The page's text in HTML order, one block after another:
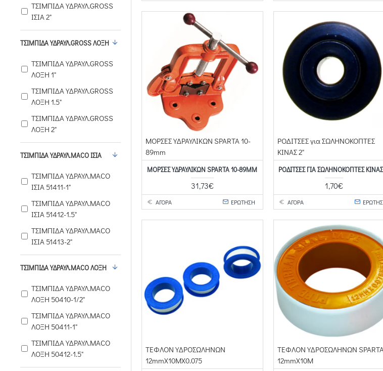
ΤΣΙΜΠΙΔΑ ΥΔΡΑΥΛ.GROSS
ΙΣΙΑ 2"
ΤΣΙΜΠΙΔΑ ΥΔΡΑΥΛ.GROSS ΛΟΞΗ
ΤΣΙΜΠΙΔΑ ΥΔΡΑΥΛ.GROSS
ΛΟΞΗ 1"
ΤΣΙΜΠΙΔΑ ΥΔΡΑΥΛ.GROSS
ΛΟΞΗ 1.5"
ΤΣΙΜΠΙΔΑ ΥΔΡΑΥΛ.GROSS
ΛΟΞΗ 2"
ΤΣΙΜΠΙΔΑ ΥΔΡΑΥΛ.MACO ΙΣΙΑ
ΤΣΙΜΠΙΔΑ ΥΔΡΑΥΛ.MACO
ΙΣΙΑ 51411-1"
ΤΣΙΜΠΙΔΑ ΥΔΡΑΥΛ.MACO
ΙΣΙΑ 51412-1.5"
ΤΣΙΜΠΙΔΑ ΥΔΡΑΥΛ.MACO
ΙΣΙΑ 51413-2"
ΤΣΙΜΠΙΔΑ ΥΔΡΑΥΛ.MACO ΛΟΞΗ
ΤΣΙΜΠΙΔΑ ΥΔΡΑΥΛ.MACO
ΛΟΞΗ 50410-1/2"
ΤΣΙΜΠΙΔΑ ΥΔΡΑΥΛ.MACO
ΛΟΞΗ 50411-1"
ΤΣΙΜΠΙΔΑ ΥΔΡΑΥΛ.MACO
ΛΟΞΗ 50412-1.5"
ΜΟΡΣΕΣ ΥΔΡΑΥΛΙΚΩΝ SPARTA 10-
89mm
ΜΟΡΣΕΣ ΥΔΡΑΥΛΙΚΩΝ SPARTA 10-89MM
31,73€
ΑΓΟΡΑ ΕΡΩΤΗΣΗ
ΡΟΔΙΤΣΕΣ για ΣΩΛΗΝΟΚΟΠΤΕΣ
ΚΙΝΑΣ 2"
ΡΟΔΙΤΣΕΣ ΓΙΑ ΣΩΛΗΝΟΚΟΠΤΕΣ
1,70€
ΑΓΟΡΑ
ΤΕΦΛΟΝ ΥΔΡΟΣΩΛΗΝΩΝ
12mmX10MX0.075
ΤΕΦΛΟΝ ΥΔΡΟΣΩΛΗΝΩΝ SPARTA
12mmX10M